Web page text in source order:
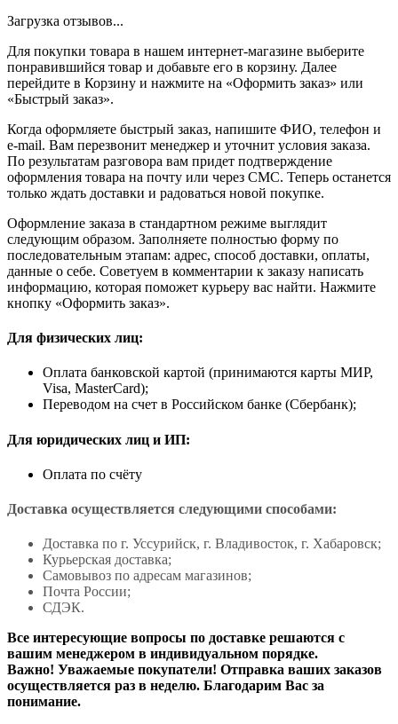
Загрузка отзывов...
Для покупки товара в нашем интернет-магазине выберите
понравившийся товар и добавьте его в корзину. Далее
перейдите в Корзину и нажмите на «Оформить заказ» или
«Быстрый заказ».
Когда оформляете быстрый заказ, напишите ФИО, телефон и
e-mail. Вам перезвонит менеджер и уточнит условия заказа.
По результатам разговора вам придет подтверждение
оформления товара на почту или через СМС. Теперь останется
только ждать доставки и радоваться новой покупке.
Оформление заказа в стандартном режиме выглядит
следующим образом. Заполняете полностью форму по
последовательным этапам: адрес, способ доставки, оплаты,
данные о себе. Советуем в комментарии к заказу написать
информацию, которая поможет курьеру вас найти. Нажмите
кнопку «Оформить заказ».
Для физических лиц:
Оплата банковской картой (принимаются карты МИР,
Visa, MasterCard);
Переводом на счет в Российском банке (Сбербанк);
Для юридических лиц и ИП:
Оплата по счёту
Доставка осуществляется следующими способами:
Доставка по г. Уссурийск, г. Владивосток, г. Хабаровск;
Курьерская доставка;
Самовывоз по адресам магазинов;
Почта России;
СДЭК.
Все интересующие вопросы по доставке решаются с
вашим менеджером в индивидуальном порядке.
Важно! Уважаемые покупатели! Отправка ваших заказов
осуществляется раз в неделю. Благодарим Вас за
понимание.